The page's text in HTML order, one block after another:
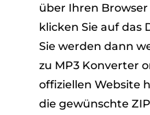
über Ihren
klicken Sie auf das
Sie werden dann
zu MP3 Konverter
offiziellen Website
die gewünschte